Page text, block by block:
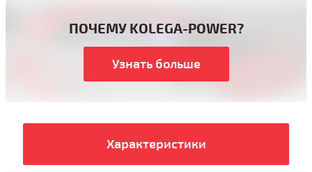
ПОЧЕМУ KOLEGA-POWER?
Узнать больше
Характеристики